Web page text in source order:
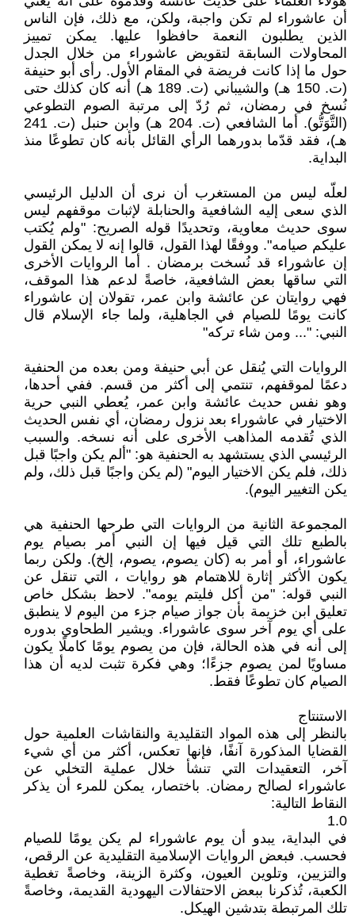
أن عاشوراء لم تكن واجبة، ولكن، مع ذلك، فإن الناس
الذين يطلبون النعمة حافظوا عليها. يمكن تمييز
المحاولات السابقة لتقويض عاشوراء من خلال الجدل
حول ما إذا كانت فريضة في المقام الأول. رأى أبو حنيفة
(ت. 150 هـ) والشيباني (ت. 189 هـ) أنه كان كذلك حتى
نُسخ في رمضان، ثم رُدّ إلى مرتبة الصوم التطوعي
(التَّوَتُّو). أما الشافعي (ت. 204 هـ) وابن حنبل (ت. 241
هـ)، فقد قدّما بدورهما الرأي القائل بأنه كان تطوعًا منذ
البداية.
لعلّه ليس من المستغرب أن نرى أن الدليل الرئيسي
الذي سعى إليه الشافعية والحنابلة لإثبات موقفهم ليس
سوى حديث معاوية، وتحديدًا قوله الصريح: "ولم يُكتب
عليكم صيامه". ووفقًا لهذا القول، قالوا إنه لا يمكن القول
إن عاشوراء قد نُسخت برمضان . أما الروايات الأخرى
التي ساقها بعض الشافعية، خاصةً لدعم هذا الموقف،
فهي روايتان عن عائشة وابن عمر، تقولان إن عاشوراء
كانت يومًا للصيام في الجاهلية، ولما جاء الإسلام قال
النبي: "... ومن شاء تركه"
الروايات التي يُنقل عن أبي حنيفة ومن بعده من الحنفية
دعمًا لموقفهم، تنتمي إلى أكثر من قسم. ففي أحدها،
وهو نفس حديث عائشة وابن عمر، يُعطي النبي حرية
الاختيار في عاشوراء بعد نزول رمضان، أي نفس الحديث
الذي تُقدمه المذاهب الأخرى على أنه نسخه. والسبب
الرئيسي الذي يستشهد به الحنفية هو: "ألم يكن واجبًا قبل
ذلك، فلم يكن الاختيار اليوم" (لم يكن واجبًا قبل ذلك، ولم
يكن التغيير اليوم).
المجموعة الثانية من الروايات التي طرحها الحنفية هي
بالطبع تلك التي قيل فيها إن النبي أمر بصيام يوم
عاشوراء، أو أمر به (كان يصوم، يصوم، إلخ). ولكن ربما
يكون الأكثر إثارة للاهتمام هو روايات ، التي تنقل عن
النبي قوله: "من أكل فليتم يومه". لاحظ بشكل خاص
تعليق ابن خزيمة بأن جواز صيام جزء من اليوم لا ينطبق
على أي يوم آخر سوى عاشوراء. ويشير الطحاوي بدوره
إلى أنه في هذه الحالة، فإن من يصوم يومًا كاملًا يكون
مساويًا لمن يصوم جزءًا؛ وهي فكرة تثبت لديه أن هذا
الصيام كان تطوعًا فقط.
الاستنتاج
بالنظر إلى هذه المواد التقليدية والنقاشات العلمية حول
القضايا المذكورة آنفًا، فإنها تعكس، أكثر من أي شيء
آخر، التعقيدات التي تنشأ خلال عملية التخلي عن
عاشوراء لصالح رمضان. باختصار، يمكن للمرء أن يذكر
النقاط التالية:
1.0
في البداية، يبدو أن يوم عاشوراء لم يكن يومًا للصيام
فحسب. فبعض الروايات الإسلامية التقليدية عن الرقص،
والتزيين، وتلوين العيون، وكثرة الزينة، وخاصةً تغطية
الكعبة، تُذكرنا ببعض الاحتفالات اليهودية القديمة، وخاصةً
تلك المرتبطة بتدشين الهيكل.